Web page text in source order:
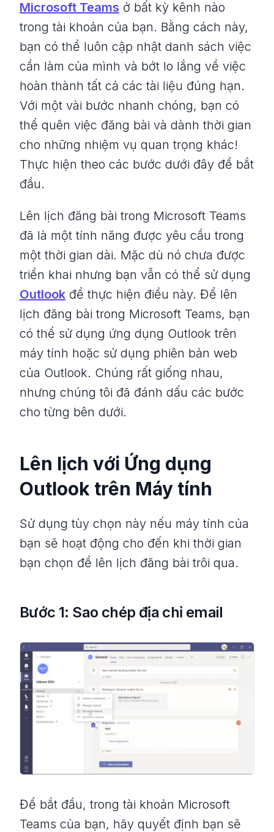
Microsoft Teams ở bất kỳ kênh nào
trong tài khoản của bạn. Bằng cách này,
bạn có thể luôn cập nhật danh sách việc
cần làm của mình và bớt lo lắng về việc
hoàn thành tất cả các tài liệu đúng hạn.
Với một vài bước nhanh chóng, bạn có
thể quên việc đăng bài và dành thời gian
cho những nhiệm vụ quan trọng khác!
Thực hiện theo các bước dưới đây để bắt
đầu.
Lên lịch đăng bài trong Microsoft Teams
đã là một tính năng được yêu cầu trong
một thời gian dài. Mặc dù nó chưa được
triển khai nhưng bạn vẫn có thể sử dụng
Outlook để thực hiện điều này. Để lên
lịch đăng bài trong Microsoft Teams, bạn
có thể sử dụng ứng dụng Outlook trên
máy tính hoặc sử dụng phiên bản web
của Outlook. Chúng rất giống nhau,
nhưng chúng tôi đã đánh dấu các bước
cho từng bên dưới.
Lên lịch với Ứng dụng
Outlook trên Máy tính
Sử dụng tùy chọn này nếu máy tính của
bạn sẽ hoạt động cho đến khi thời gian
bạn chọn để lên lịch đăng bài trôi qua.
Bước 1: Sao chép địa chỉ email
Để bắt đầu, trong tài khoản Microsoft
Teams của bạn, hãy quyết định bạn sẽ